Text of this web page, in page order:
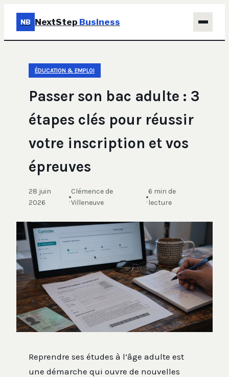
NB NextStep Business
Marketing
ÉDUCATION & EMPLOI
Passer son bac adulte : 3
étapes clés pour réussir
votre inscription et vos
épreuves
28 juin
2026
·
Clémence de
Villeneuve
·
6 min de
lecture
Reprendre ses études à l’âge adulte est
une démarche qui ouvre de nouvelles